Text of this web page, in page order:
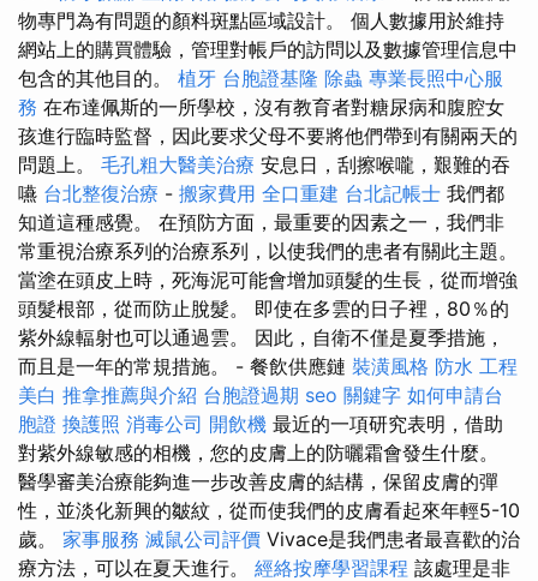
物專門為有問題的顏料斑點區域設計。 個人數據用於維持
網站上的購買體驗，管理對帳戶的訪問以及數據管理信息中
包含的其他目的。 植牙 台胞證基隆 除蟲 專業長照中心服
務 在布達佩斯的一所學校，沒有教育者對糖尿病和腹腔女
孩進行臨時監督，因此要求父母不要將他們帶到有關兩天的
問題上。 毛孔粗大醫美治療 安息日，刮擦喉嚨，艱難的吞
嚥 台北整復治療 - 搬家費用 全口重建 台北記帳士 我們都
知道這種感覺。 在預防方面，最重要的因素之一，我們非
常重視治療系列的治療系列，以使我們的患者有關此主題。
當塗在頭皮上時，死海泥可能會增加頭髮的生長，從而增強
頭髮根部，從而防止脫髮。 即使在多雲的日子裡，80％的
紫外線輻射也可以通過雲。 因此，自衛不僅是夏季措施，
而且是一年的常規措施。 - 餐飲供應鏈 裝潢風格 防水 工程
美白 推拿推薦與介紹 台胞證過期 seo 關鍵字 如何申請台
胞證 換護照 消毒公司 開飲機 最近的一項研究表明，借助
對紫外線敏感的相機，您的皮膚上的防曬霜會發生什麼。
醫學審美治療能夠進一步改善皮膚的結構，保留皮膚的彈
性，並淡化新興的皺紋，從而使我們的皮膚看起來年輕5-10
歲。 家事服務 滅鼠公司評價 Vivace是我們患者最喜歡的治
療方法，可以在夏天進行。 經絡按摩學習課程 該處理是非